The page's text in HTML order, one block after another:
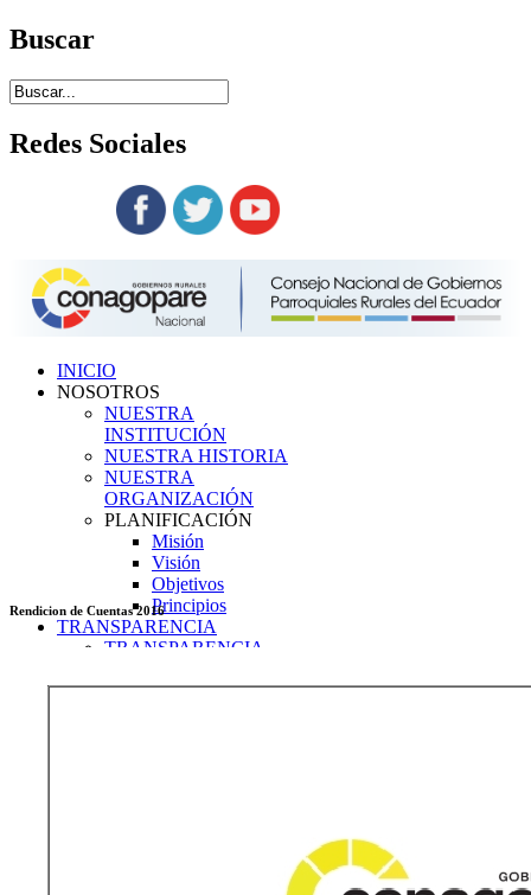
Buscar
Redes Sociales
INICIO
NOSOTROS
NUESTRA
INSTITUCIÓN
NUESTRA HISTORIA
NUESTRA
ORGANIZACIÓN
PLANIFICACIÓN
Misión
Visión
Objetivos
Principios
TRANSPARENCIA
TRANSPARENCIA
Enero
Transparencia Focalizada
Transparencia
Colaborativ
Rendicion de Cuentas 2016